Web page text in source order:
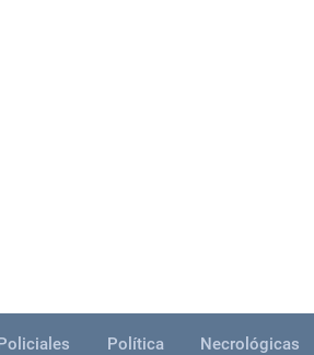
Política Necrológicas